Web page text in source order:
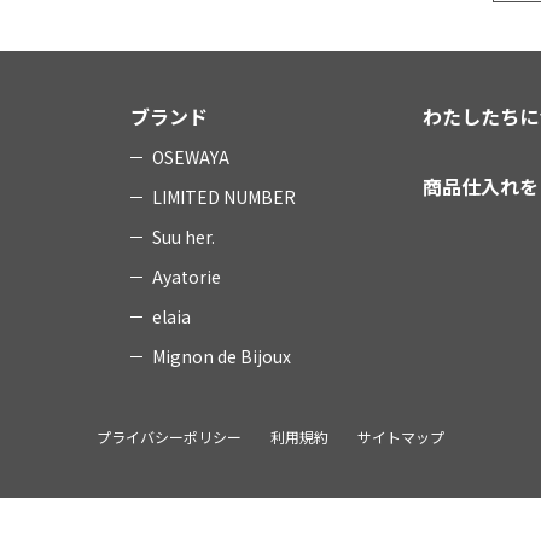
ブランド
OSEWAYA
LIMITED NUMBER
Suu her.
Ayatorie
elaia
Mignon de Bijoux
わたしたち
商品仕入れ
プライバシーポリシー 利用規約 サイトマップ